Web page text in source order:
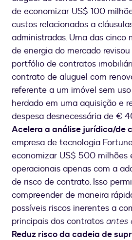
de economizar US$ 100
custos relacionados a
administradas. Uma das cinco
de energia do mercado
portfólio de contratos
contrato de aluguel com
referente a um imóvel sem
herdado em uma aquisição e
despesa desnecessária de €
Acelera a análise jurídica/de
empresa de tecnologia
economizar US$ 500 milhões
operacionais apenas com a
de risco de contrato. Isso
compreender de maneira
possíveis riscos inerentes a
principais dos contratos antes
Reduz risco da cadeia de